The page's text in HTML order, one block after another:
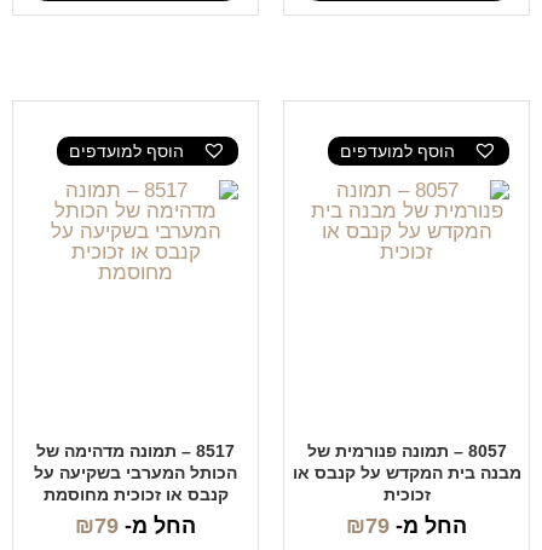
הוסף למועדפים
8057 – תמונה פנורמית של
מבנה בית המקדש על קנבס או
זכוכית
החל מ- ₪79
הוסף למועדפים
8517 – תמונה מדהימה של
הכותל המערבי בשקיעה על
קנבס או זכוכית מחוסמת
החל מ- ₪79